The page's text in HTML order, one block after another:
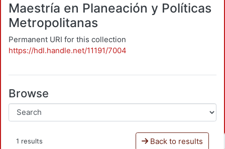
Maestría en Planeación y Políticas
Metropolitanas
Permanent URI for this collection
https://hdl.handle.net/11191/7004
Browse
1 results Back to results